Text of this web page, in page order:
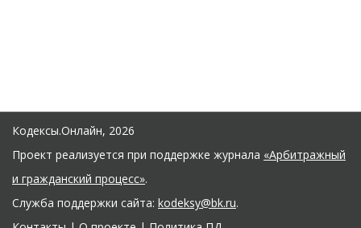
Кодексы.Онлайн, 2026
Проект реализуется при поддержке журнала «Арбитражный
и гражданский процесс».
Служба поддержки сайта: kodeksy@bk.ru.